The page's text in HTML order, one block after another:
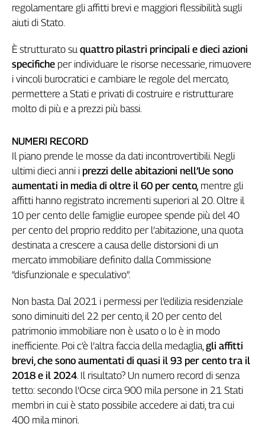
Speciali
di
Genova,
il
sangue
ragione
anni
Cgil
Collettiva
Academy
Play
Rubriche
Talk
La
Collettiva
Girasoli
Il
Sassolino
Linea
Economica
Tech
It
Easy
regolamentare gli affitti brevi e maggiori flessibilità sugli
aiuti di Stato.
È strutturato su quattro pilastri principali e dieci azioni
specifiche per individuare le risorse necessarie, rimuovere
i vincoli burocratici e cambiare le regole del mercato,
permettere a Stati e privati di costruire e ristrutturare
molto di più e a prezzi più bassi.
NUMERI RECORD
Il piano prende le mosse da dati incontrovertibili. Negli
ultimi dieci anni i prezzi delle abitazioni nell’Ue sono
aumentati in media di oltre il 60 per cento, mentre gli
affitti hanno registrato incrementi superiori al 20. Oltre il
10 per cento delle famiglie europee spende più del 40
per cento del proprio reddito per l’abitazione, una quota
destinata a crescere a causa delle distorsioni di un
mercato immobiliare definito dalla Commissione
“disfunzionale e speculativo”.
Non basta. Dal 2021 i permessi per l’edilizia residenziale
sono diminuiti del 22 per cento, il 20 per cento del
patrimonio immobiliare non è usato o lo è in modo
inefficiente. Poi c’è l’altra faccia della medaglia, gli affitti
brevi, che sono aumentati di quasi il 93 per cento tra il
2018 e il 2024. Il risultato? Un numero record di senza
tetto: secondo l’Ocse circa 900 mila persone in 21 Stati
membri in cui è stato possibile accedere ai dati, tra cui
400 mila minori.